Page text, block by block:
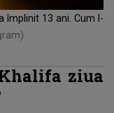
împlinit 13 ani. Cum l-
ziua